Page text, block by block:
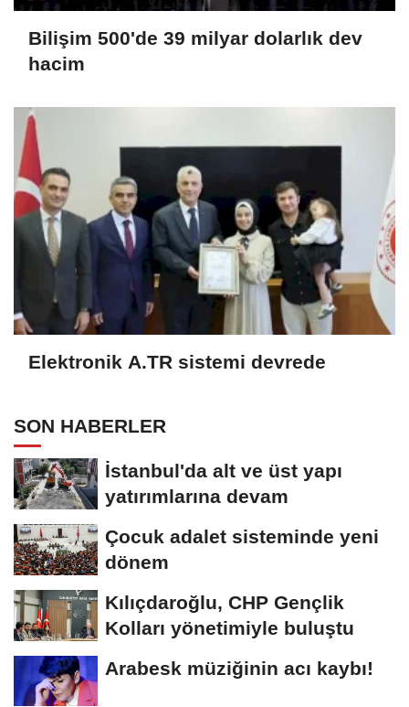
Bilişim 500'de 39 milyar dolarlık dev
hacim
Elektronik A.TR sistemi devrede
SON HABERLER
İstanbul'da alt ve üst yapı
yatırımlarına devam
Çocuk adalet sisteminde yeni
dönem
Kılıçdaroğlu, CHP Gençlik
Kolları yönetimiyle buluştu
Arabesk müziğinin acı kaybı!